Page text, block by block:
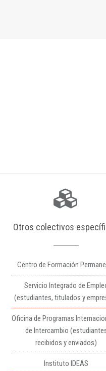
Otros colectivos
Centro de Formación
Servicio Integrado de
(estudiantes, titulados y
Oficina de Programas
de Intercambio
recibidos y enviados)
Instituto IDEAS